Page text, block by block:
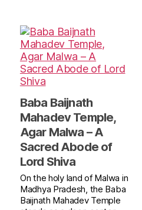
Baba Baijnath
Mahadev Temple,
Agar Malwa – A
Sacred Abode of
Lord Shiva
On the holy land of Malwa in
Madhya Pradesh, the Baba
Baijnath Mahadev Temple